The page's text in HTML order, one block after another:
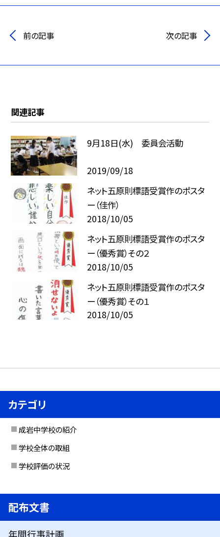
前の記事 次の記事
関連記事
9月18日(水) 委員会活動
2019/09/18
ネット五原則標語受賞作のポスタ
ー（佳作）
2018/10/05
ネット五原則標語受賞作のポスタ
ー（優秀賞）その２
2018/10/05
ネット五原則標語受賞作のポスタ
ー（優秀賞）その１
2018/10/05
カテゴリ
成岩中学校の紹介
学校全体の取組
学校評価の状況
配布文書
年間行事計画